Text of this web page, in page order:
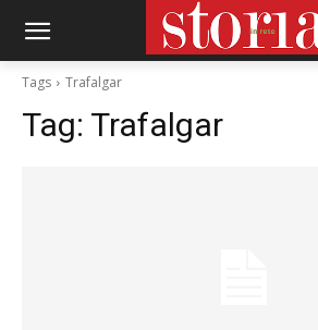
Tags Trafalgar
Tag: Trafalgar